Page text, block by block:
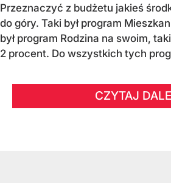
Przeznaczyć z budżetu jakieś
do góry. Taki był program
był program Rodzina na swoim,
2 procent. Do wszystkich tych
CZYTAJ